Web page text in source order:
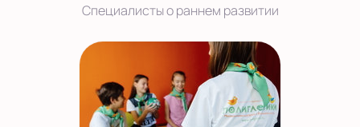
Специалисты о раннем развитии